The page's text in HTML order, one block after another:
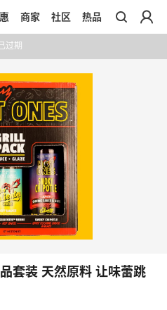
商家 社区 热品
已过期
品套装 天然原料 让味蕾跳